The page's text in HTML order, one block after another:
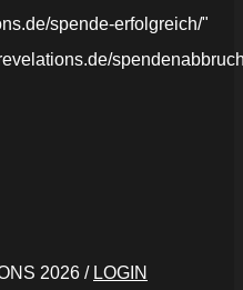
spende-erfolgreich/"
2026 / LOGIN